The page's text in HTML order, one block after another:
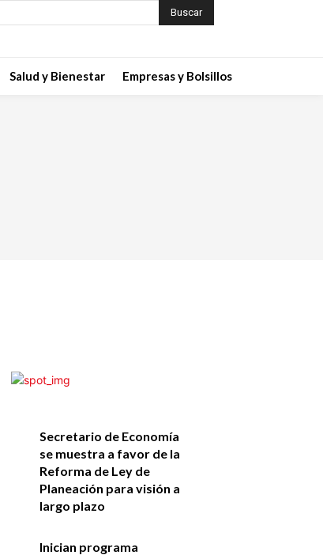
Buscar
Salud y Bienestar Empresas y Bolsillos
Secretario de Economía
se muestra a favor de la
Reforma de Ley de
Planeación para visión a
largo plazo
Inician programa